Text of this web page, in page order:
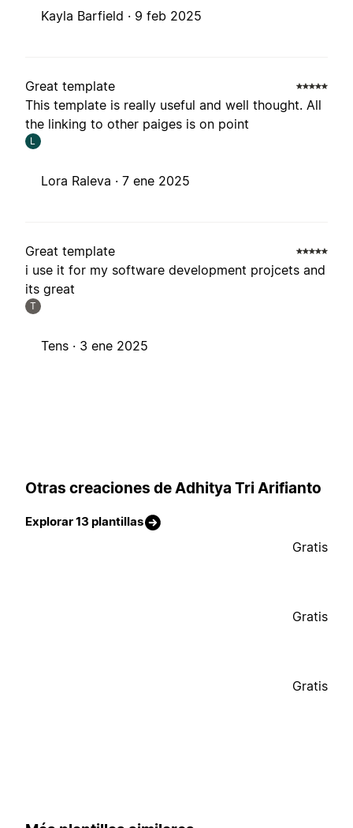
Kayla Barfield · 9 feb 2025
Great template
This template is really useful and well thought. All
the linking to other paiges is on point
L
Lora Raleva · 7 ene 2025
Great template
i use it for my software development projcets and
its great
T
Tens · 3 ene 2025
Otras creaciones de Adhitya Tri Arifianto
Explorar 13 plantillas
Gratis
Gratis
Gratis